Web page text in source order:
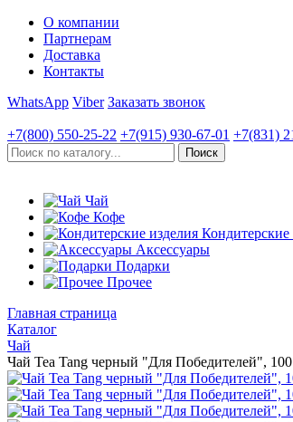
О компании
Партнерам
Доставка
Контакты
WhatsApp Viber Заказать звонок
+7(800) 550-25-22 +7(915) 930-67-01 +7(831)
Чай
Кофе
Кондитерские
Аксессуары
Подарки
Прочее
Главная страница
Каталог
Чай
Чай Tea Tang черный "Для Победителей", 100